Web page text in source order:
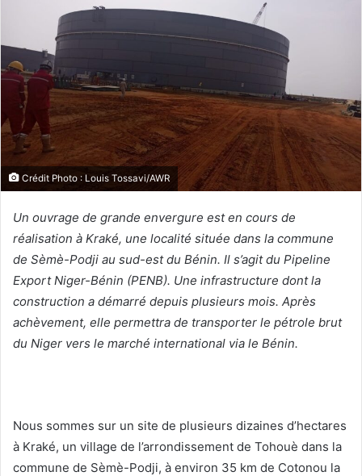
Crédit Photo : Louis Tossavi/AWR
Un ouvrage de grande envergure est en cours de
réalisation à Kraké, une localité située dans la commune
de Sèmè-Podji au sud-est du Bénin. Il s’agit du Pipeline
Export Niger-Bénin (PENB). Une infrastructure dont la
construction a démarré depuis plusieurs mois. Après
achèvement, elle permettra de transporter le pétrole brut
du Niger vers le marché international via le Bénin.
Nous sommes sur un site de plusieurs dizaines d’hectares
à Kraké, un village de l’arrondissement de Tohouè dans la
commune de Sèmè-Podji, à environ 35 km de Cotonou la